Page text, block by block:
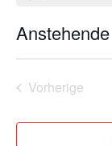
Anstehende
Vorherige